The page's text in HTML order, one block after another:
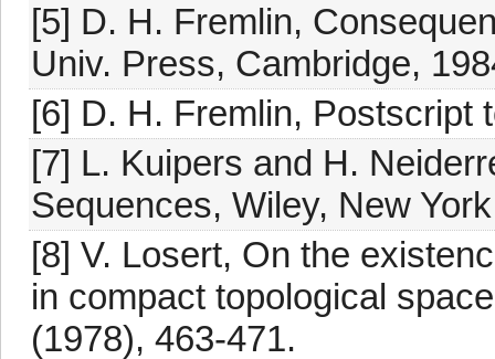
[5] D. H. Fremlin,
Univ. Press, Cambridge,
[6] D. H. Fremlin, Postscript
[7] L. Kuipers and H.
Sequences, Wiley, New
[8] V. Losert, On the
in compact topological
(1978), 463-471.